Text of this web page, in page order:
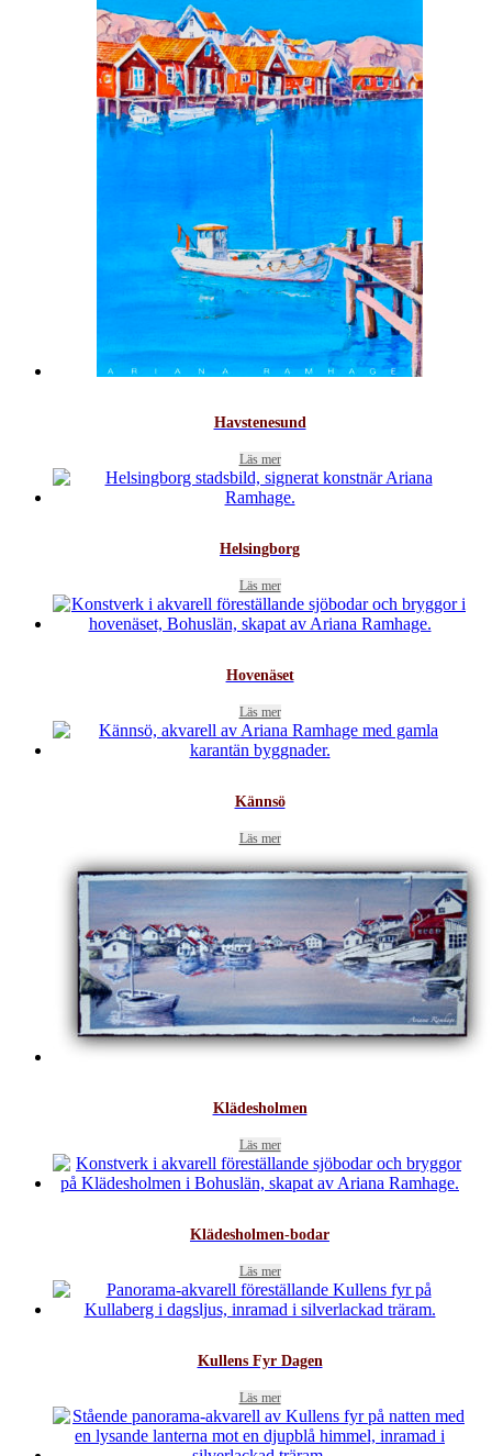
Havstenesund
Läs mer
Helsingborg
Läs mer
Hovenäset
Läs mer
Kännsö
Läs mer
Klädesholmen
Läs mer
Klädesholmen-bodar
Läs mer
Kullens Fyr Dagen
Läs mer